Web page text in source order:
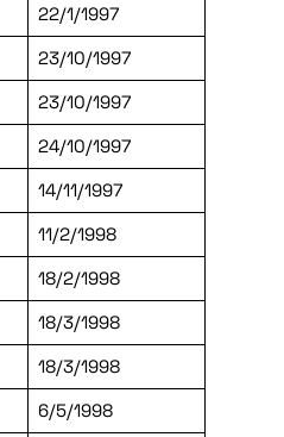
22/1/1997
23/10/1997
23/10/1997
24/10/1997
14/11/1997
11/2/1998
18/2/1998
18/3/1998
18/3/1998
6/5/1998